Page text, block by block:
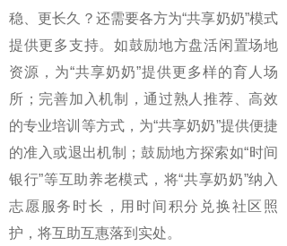
稳、更长久？还需要各方为“共享奶奶”模式
提供更多支持。如鼓励地方盘活闲置场地
资源，为“共享奶奶”提供更多样的育人场
所；完善加入机制，通过熟人推荐、高效
的专业培训等方式，为“共享奶奶”提供便捷
的准入或退出机制；鼓励地方探索如“时间
银行”等互助养老模式，将“共享奶奶”纳入
志愿服务时长，用时间积分兑换社区照
护，将互助互惠落到实处。